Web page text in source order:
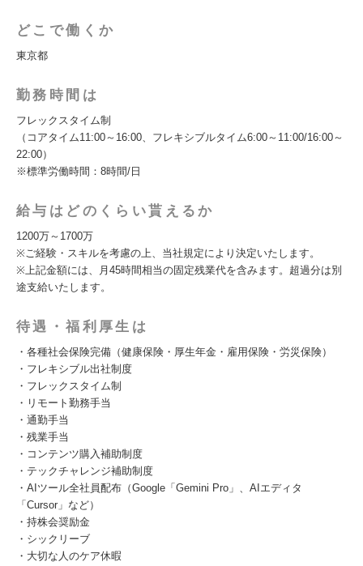
どこで働くか
東京都
勤務時間は
フレックスタイム制
（コアタイム11:00～16:00、フレキシブルタイム6:00～11:00/16:00～
22:00）
※標準労働時間：8時間/日
給与はどのくらい貰えるか
1200万～1700万
※ご経験・スキルを考慮の上、当社規定により決定いたします。
※上記金額には、月45時間相当の固定残業代を含みます。超過分は別
途支給いたします。
待遇・福利厚生は
・各種社会保険完備（健康保険・厚生年金・雇用保険・労災保険）
・フレキシブル出社制度
・フレックスタイム制
・リモート勤務手当
・通勤手当
・残業手当
・コンテンツ購入補助制度
・テックチャレンジ補助制度
・AIツール全社員配布（Google「Gemini Pro」、AIエディタ
「Cursor」など）
・持株会奨励金
・シックリーブ
・大切な人のケア休暇